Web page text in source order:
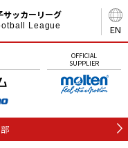
EN
サッカーリーグ
League
OFFICIAL
SUPPLIER